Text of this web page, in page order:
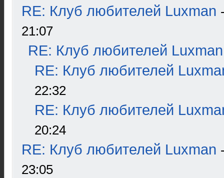
RE: Клуб любителей Luxman
21:07
RE: Клуб любителей Luxman
RE: Клуб любителей
22:32
RE: Клуб любителей
20:24
RE: Клуб любителей Luxman
23:05